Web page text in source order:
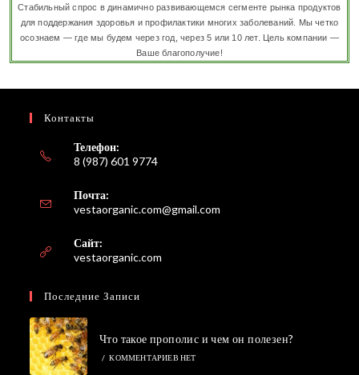
Стабильный спрос в динамично развивающемся сегменте рынка продуктов
для поддержания здоровья и профилактики многих заболеваний. Мы четко
осознаем — где мы будем через год, через 5 или 10 лет. Цель компании —
Ваше благополучие!
Контакты
Телефон:
8 (987) 601 9774
Почта:
vestaorganic.com@gmail.com
Сайт:
vestaorganic.com
Последние Записи
Что такое прополис и чем он полезен?
/ КОММЕНТАРИЕВ НЕТ